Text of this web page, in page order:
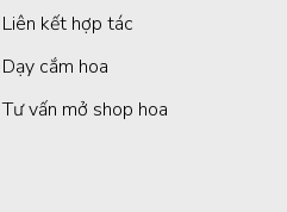
Liên kết hợp tác
Dạy cắm hoa
Tư vấn mở shop hoa